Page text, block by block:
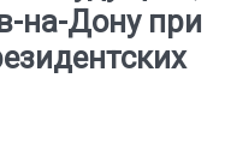
на-Дону при